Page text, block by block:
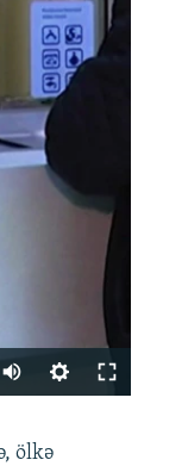
360p
ölkə